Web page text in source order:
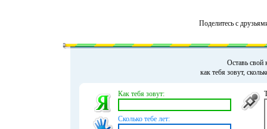
Поделитесь с
Оставь свой
как тебя зовут,
Как тебя зовут:
Сколько тебе лет: